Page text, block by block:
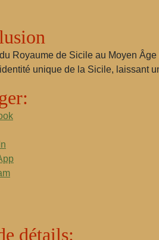
Royaume de Sicile au Moyen
unique de la Sicile, laissant
détails: